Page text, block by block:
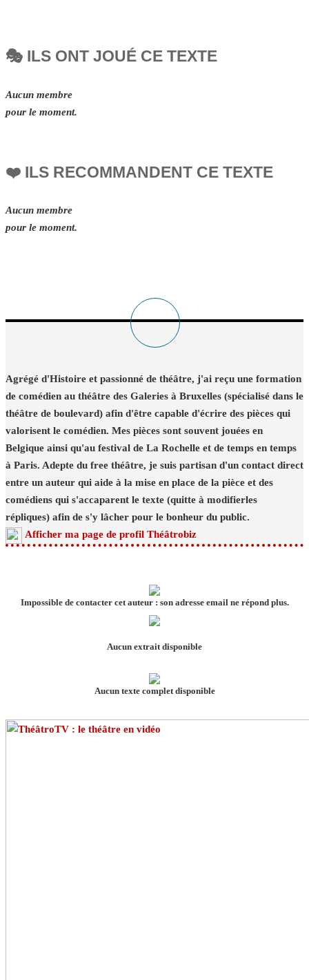
🎭 ILS ONT JOUÉ CE TEXTE
Aucun membre
pour le moment.
❤️ ILS RECOMMANDENT CE TEXTE
Aucun membre
pour le moment.
Agrégé d'Histoire et passionné de théâtre, j'ai reçu une formation
de comédien au théâtre des Galeries à Bruxelles (spécialisé dans le
théâtre de boulevard) afin d'être capable d'écrire des pièces qui
valorisent le comédien. Mes pièces sont souvent jouées en
Belgique ainsi qu'au festival de La Rochelle et de temps en temps
à Paris. Adepte du free théâtre, je suis partisan d'un contact direct
entre un auteur qui aide à la mise en place de la pièce et des
comédiens qui s'accaparent le texte (quitte à modifierles
répliques) afin de s'y lâcher pour le bonheur du public.
Afficher ma page de profil Théâtrobiz
Impossible de contacter cet auteur : son adresse email ne répond plus.
Aucun extrait disponible
Aucun texte complet disponible